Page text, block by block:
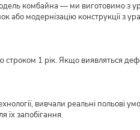
комбайна — ми виготовимо з
або модернізацію конструкції з
строком 1 рік. Якщо виявляться
вивчали реальні
їх запобігання.